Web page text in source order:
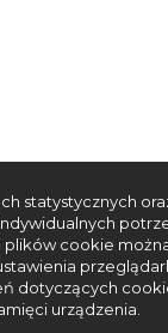
statystycznych
plików cookie
dotyczących
urządzenia.